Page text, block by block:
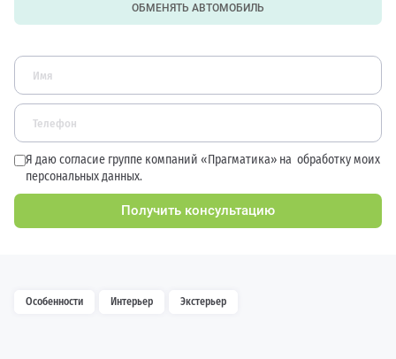
ОБМЕНЯТЬ АВТОМОБИЛЬ
Я даю согласие группе компаний «Прагматика» на обработку моих
персональных данных.
Получить консультацию
Особенности Интерьер Экстерьер